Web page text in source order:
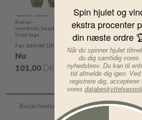
Name It Traktor
Bukser -
nmmBASIL Sweat -
Dried Sage
Før 169,00DKK
Nu
101,00 DKK
Name It Bukser -
nmmNeil Sweat -
Grey Melange
Nu
113,00DKK
Beskrivelse
Spin hjulet og
ekstra procenter
din næste ordre
Når du spinner hjulet
du dig samtidig vores
nyhedsbrev. Du kan til
tid afmelde dig igen. Ved
registrere dig, accepterer
vores